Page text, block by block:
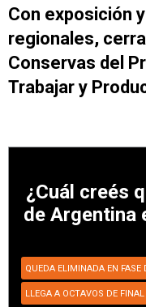
Con exposición
regionales,
Conservas del
Trabajar y
¿Cuál creés
de Argentina
QUEDA ELIMINADA EN FASE
LLEGA A OCTAVOS DE FINAL